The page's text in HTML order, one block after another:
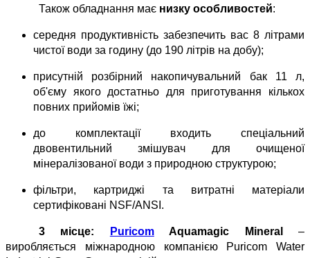
Також обладнання має низку особливостей:
середня продуктивність забезпечить вас 8 літрами
чистої води за годину (до 190 літрів на добу);
присутній розбірний накопичувальний бак 11 л,
об'єму якого достатньо для приготування кількох
повних прийомів їжі;
до комплектації входить спеціальний
двовентильний змішувач для очищеної
мінералізованої води з природною структурою;
фільтри, картриджі та витратні матеріали
сертифіковані NSF/ANSI.
3 місце: Puricom Aquamagic Mineral
–
виробляється міжнародною компанією Puricom Water